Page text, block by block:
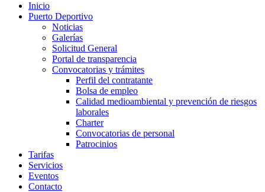
Inicio
Puerto Deportivo
Noticias
Galerías
Solicitud General
Portal de transparencia
Convocatorias y trámites
Perfil del contratante
Bolsa de empleo
Calidad medioambiental y prevención de riesgos
laborales
Charter
Convocatorias de personal
Patrocinios
Tarifas
Servicios
Eventos
Contacto